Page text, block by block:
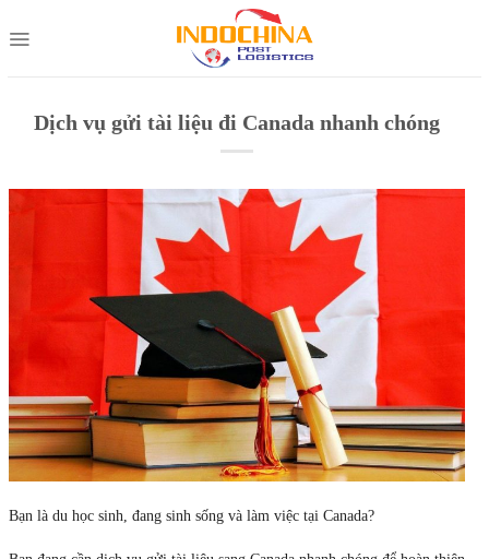
to
Dịch vụ gửi tài liệu đi Canada nhanh chóng
Bạn là du học sinh, đang sinh sống và làm việc tại Canada?